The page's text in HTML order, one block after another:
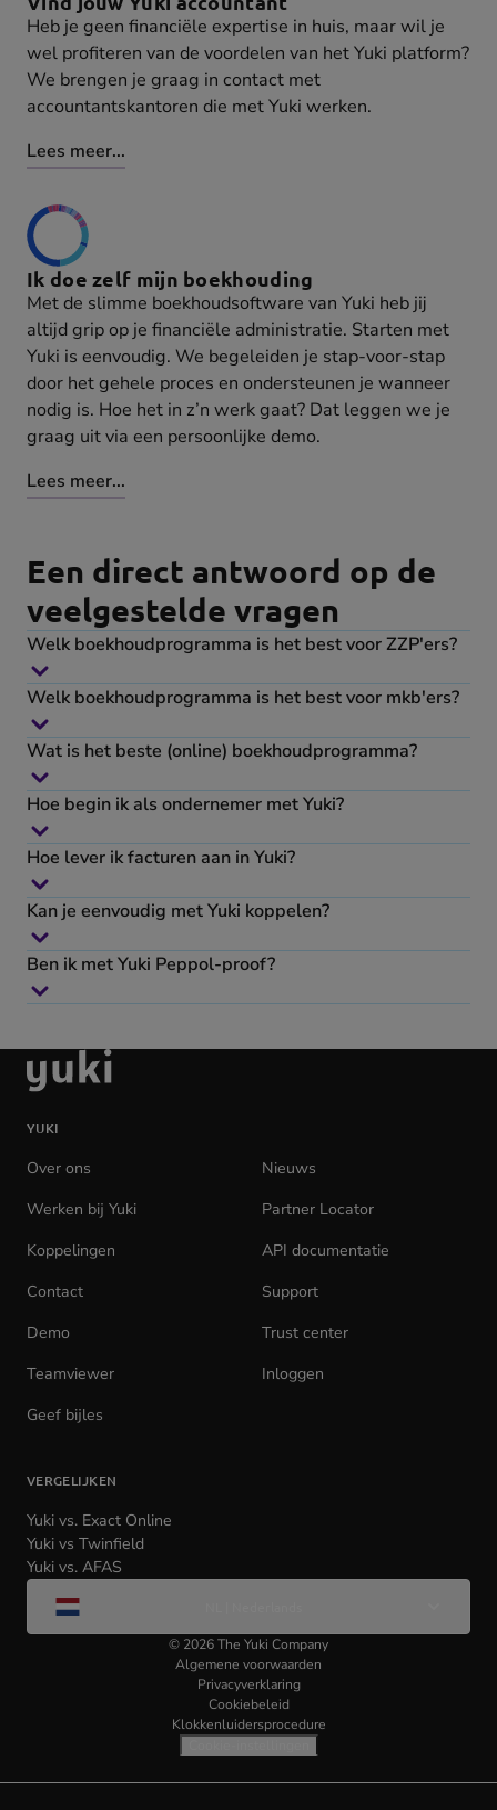
Heb je geen financiële expertise in huis, maar wil je
wel profiteren van de voordelen van het Yuki platform?
We brengen je graag in contact met
accountantskantoren die met Yuki werken.
Lees meer...
Ik doe zelf mijn boekhouding
Met de slimme boekhoudsoftware van Yuki heb jij
altijd grip op je financiële administratie. Starten met
Yuki is eenvoudig. We begeleiden je stap-voor-stap
door het gehele proces en ondersteunen je wanneer
nodig is. Hoe het in z’n werk gaat? Dat leggen we je
graag uit via een persoonlijke demo.
Lees meer...
Een direct antwoord op de
veelgestelde vragen
Welk boekhoudprogramma is het best voor ZZP'ers?
Welk boekhoudprogramma is het best voor mkb'ers?
Wat is het beste (online) boekhoudprogramma?
Hoe begin ik als ondernemer met Yuki?
Hoe lever ik facturen aan in Yuki?
Kan je eenvoudig met Yuki koppelen?
Ben ik met Yuki Peppol-proof?
Ga
naar
homepage
YUKI
Over ons
Nieuws
Werken bij Yuki
Partner Locator
Koppelingen
API documentatie
Contact
Support
Demo
Trust center
Teamviewer
Inloggen
Geef bijles
VERGELIJKEN
Yuki vs. Exact Online
Yuki vs Twinfield
Yuki vs. AFAS
© 2026The Yuki Company
Algemene voorwaarden
Privacyverklaring
Cookiebeleid
Klokkenluidersprocedure